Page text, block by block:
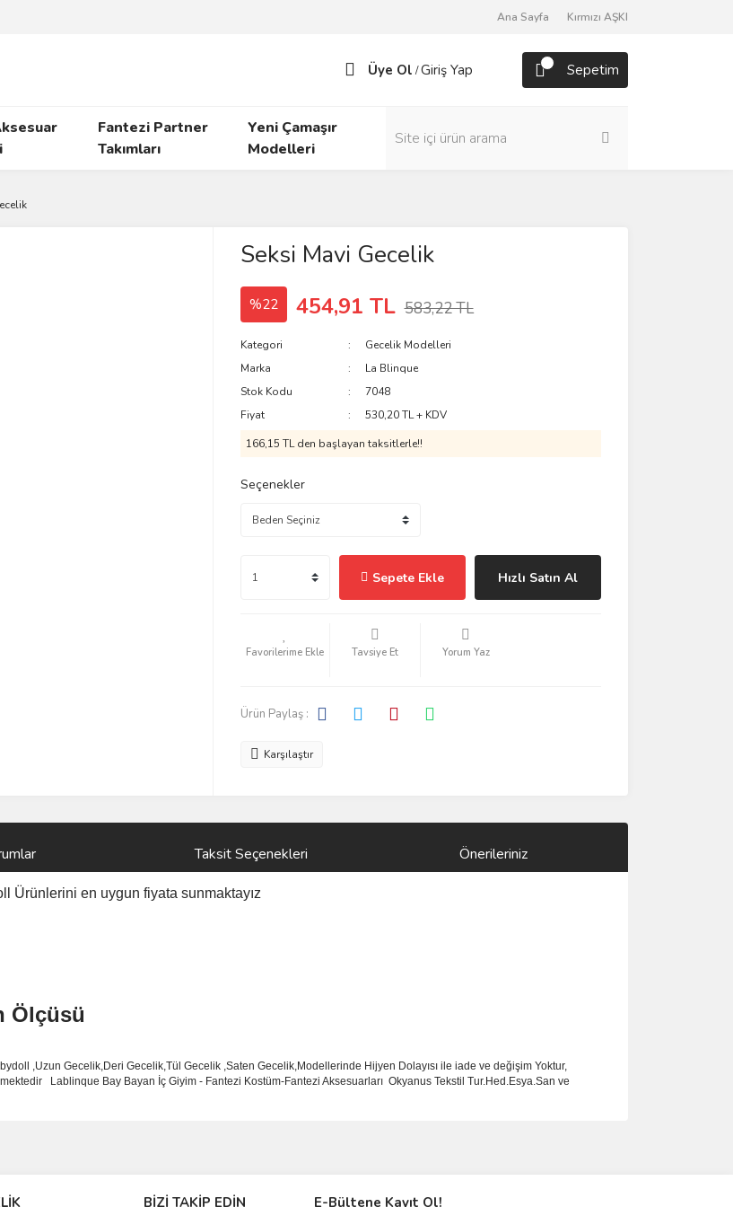
Ana Sayfa Kırmızı AŞKI
Üye Ol /Giriş Yap Sepetim
Fantezi Partner
Takımları
Yeni Çamaşır
Modelleri
Seksi Mavi Gecelik
%22 454,91 TL 583,22 TL
Kategori
Gecelik Modelleri
Marka
La Blinque
Stok Kodu
7048
Fiyat
530,20 TL + KDV
166,15 TL den başlayan taksitlerle!!
Seçenekler
Sepete Ekle Hızlı Satın Al
Tavsiye Et Yorum Yaz
Ürün Paylaş :
Karşılaştır
Taksit Seçenekleri Önerileriniz
Ürünlerini en uygun fiyata sunmaktayız
Ölçüsü
,Uzun Gecelik,Deri Gecelik,Tül Gecelik ,Saten Gecelik,Modellerinde Hijyen Dolayısı ile iade ve değişim Yoktur,
Lablinque Bay Bayan İç Giyim - Fantezi Kostüm-Fantezi Aksesuarları Okyanus Tekstil Tur.Hed.Esya.San ve
BİZİ TAKİP EDİN E-Bültene Kayıt Ol!